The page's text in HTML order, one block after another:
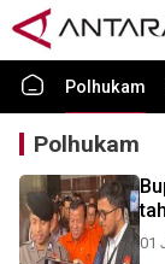
Polhukam
Polhukam
01